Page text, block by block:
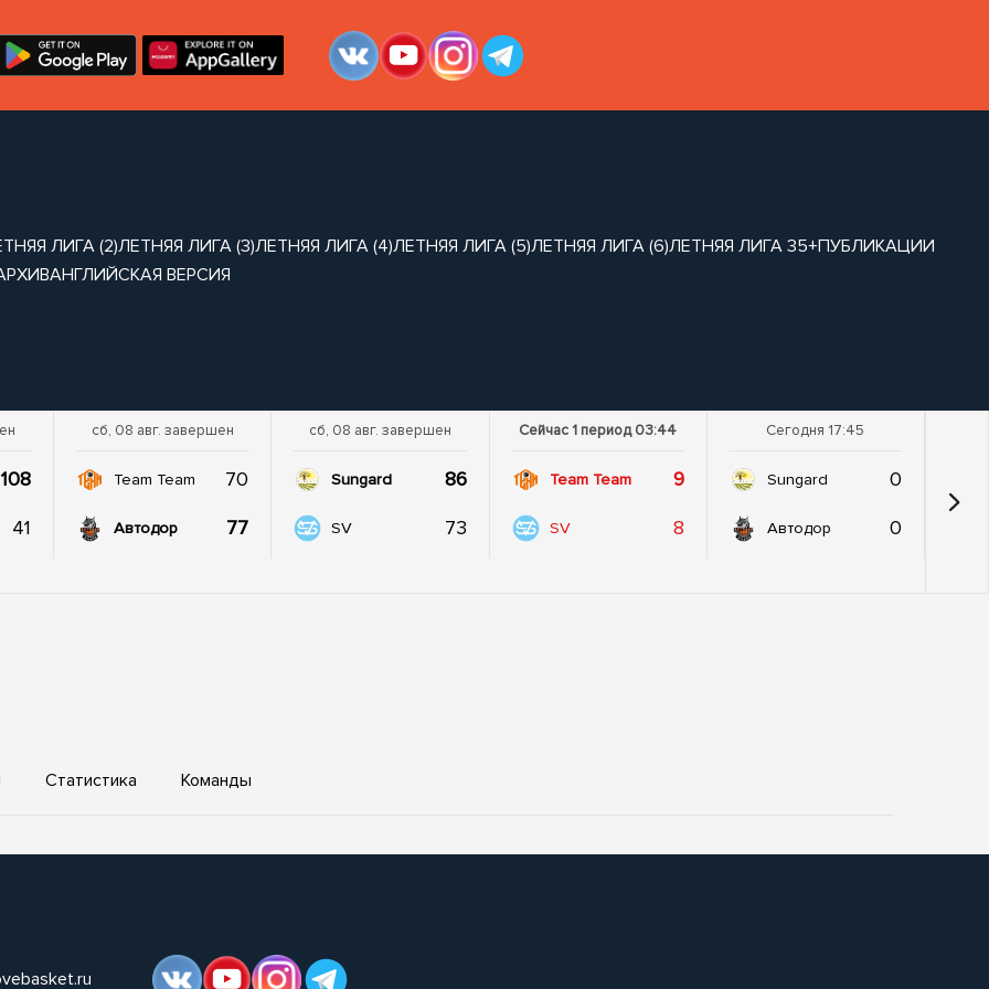
ЛИГА (2)ЛЕТНЯЯ ЛИГА (3)ЛЕТНЯЯ ЛИГА (4)ЛЕТНЯЯ ЛИГА (5)ЛЕТНЯЯ ЛИГА (6)ЛЕТНЯЯ ЛИГА 35+ПУБЛИКАЦИИ
АНГЛИЙСКАЯ ВЕРСИЯ
108
41
сб, 08 авг. завершен
Team Team 70
Автодор 77
сб, 08 авг. завершен
Sungard 86
SV 73
Сейчас 1 период 03:44
Team Team 9
SV 8
Сегодня 17:45
Sungard 0
Автодор 0
Статистика Команды